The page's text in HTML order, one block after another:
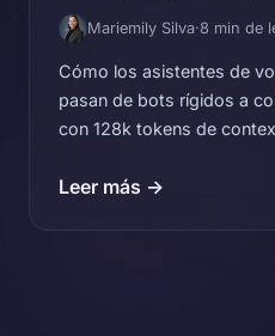
Mariemily Silva·8 min de
Cómo los asistentes de
pasan de bots rígidos a
con 128k tokens de
Leer más →